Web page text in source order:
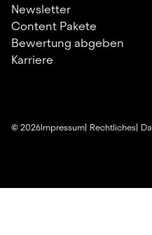
Newsletter
Content Pakete
Bewertung abgeben
Karriere
©2026Impressum Rechtliches